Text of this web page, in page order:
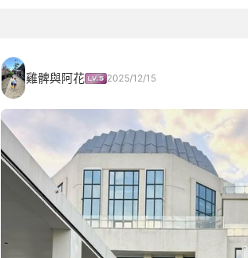
雞髀與阿花 2025/12/15